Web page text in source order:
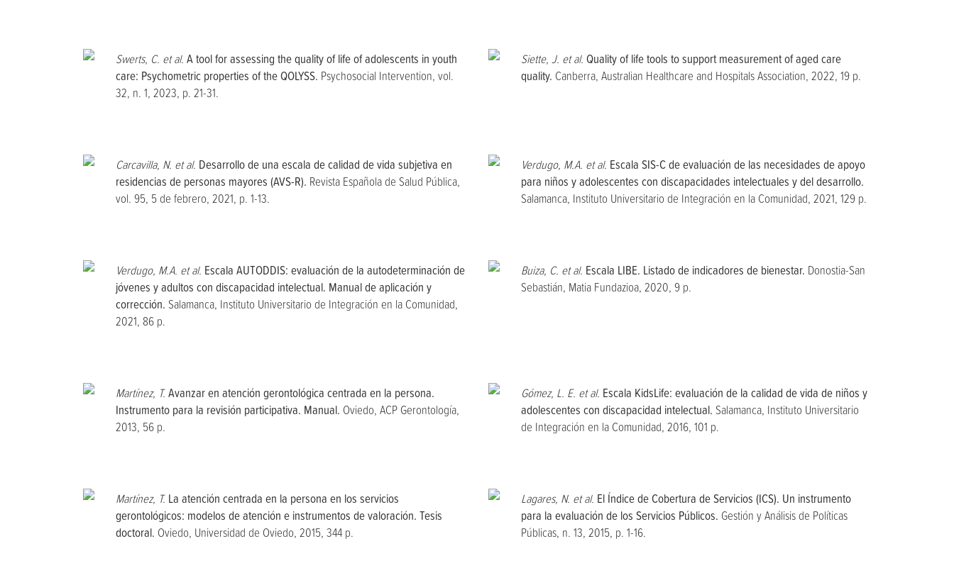
Swerts, C. et al.A tool for assessing the quality of life of adolescents in youth
care: Psychometric properties of the QOLYSS. Psychosocial Intervention, vol.
32, n. 1, 2023, p. 21-31.
Siette, J. et al.Quality of life tools to support measurement of aged care
quality. Canberra, Australian Healthcare and Hospitals Association, 2022, 19 p.
Carcavilla, N. et al. Desarrollo de una escala de calidad de vida subjetiva en
residencias de personas mayores (AVS-R). Revista Española de Salud Pública,
vol. 95, 5 de febrero, 2021, p. 1-13.
Verdugo, M.A. et al. Escala SIS-C de evaluación de las necesidades de apoyo
para niños y adolescentes con discapacidades intelectuales y del desarrollo.
Salamanca, Instituto Universitario de Integración en la Comunidad, 2021, 129 p.
Verdugo, M.A. et al. Escala AUTODDIS: evaluación de la autodeterminación de
jóvenes y adultos con discapacidad intelectual. Manual de aplicación y
corrección.Salamanca, Instituto Universitario de Integración en la Comunidad,
2021, 86 p.
Buiza, C. et al. Escala LIBE. Listado de indicadores de bienestar. Donostia-San
Sebastián, Matia Fundazioa, 2020, 9 p.
Martínez, T.Avanzar en atención gerontológica centrada en la persona.
Instrumento para la revisión participativa. Manual. Oviedo, ACP Gerontología,
2013, 56 p.
Gómez, L. E. et al. Escala KidsLife: evaluación de la calidad de vida de niños y
adolescentes con discapacidad intelectual.Salamanca, Instituto Universitario
de Integración en la Comunidad, 2016, 101 p.
Martínez, T.La atención centrada en la persona en los servicios
gerontológicos: modelos de atención e instrumentos de valoración. Tesis
doctoral. Oviedo, Universidad de Oviedo, 2015, 344 p.
Lagares, N. et al. El Índice de Cobertura de Servicios (ICS). Un instrumento
para la evaluación de los Servicios Públicos. Gestión y Análisis de Políticas
Públicas, n. 13, 2015, p. 1-16.